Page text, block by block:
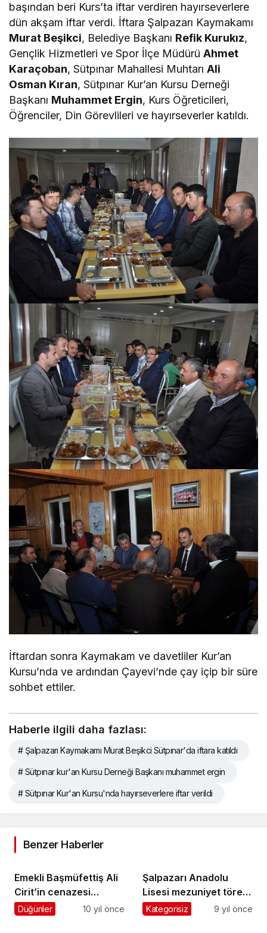
başından beri Kurs’ta iftar verdiren hayırseverlere
dün akşam iftar verdi. İftara Şalpazarı Kaymakamı
Murat Beşikci, Belediye Başkanı Refik Kurukız,
Gençlik Hizmetleri ve Spor İlçe MüdürüAhmet
Karaçoban, Sütpınar Mahallesi MuhtarıAli
Osman Kıran, Sütpınar Kur’an Kursu Derneği
Başkanı Muhammet Ergin, Kurs Öğreticileri,
Öğrenciler, Din Görevlileri ve hayırseverler katıldı.
İftardan sonra Kaymakam ve davetliler Kur’an
Kursu’nda ve ardından Çayevi’nde çay içip bir süre
sohbet ettiler.
Haberle ilgili daha fazlası:
# Şalpazarı Kaymakamı Murat Beşikci Sütpınar'da iftara katıldı
# Sütpınar kur'an Kursu Derneği Başkanı muhammet ergin
# Sütpınar Kur'an Kursu'nda hayırseverlere iftar verildi
Benzer Haberler
Emekli Başmüfettiş Ali
Cirit’in cenazesi
Güdün’de toprağa
Düğünler 10 yıl önce
Şalpazarı Anadolu
Lisesi mezuniyet töreni
yapıldı
Kategorisiz 9 yıl önce